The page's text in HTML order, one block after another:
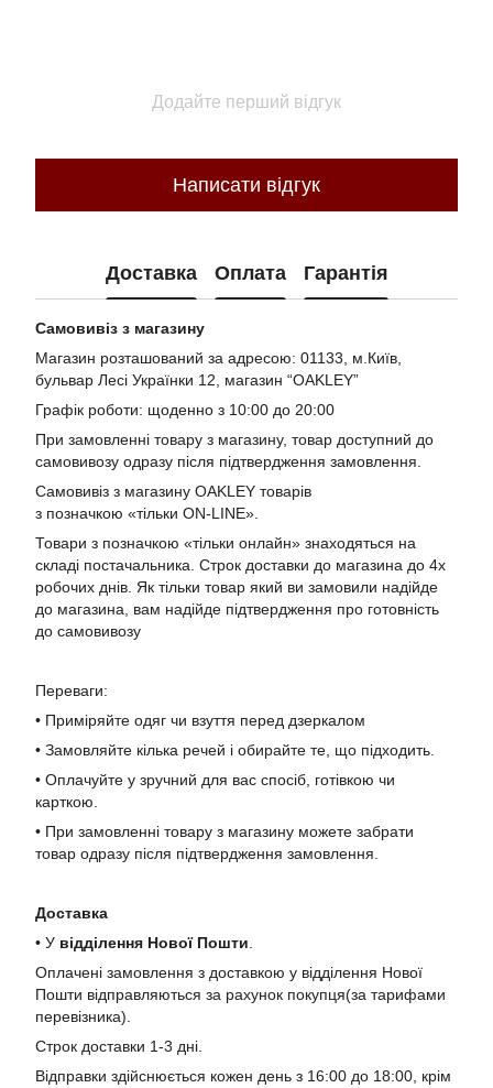
Додайте перший відгук
Написати відгук
Доставка Оплата Гарантія
Самовивіз з магазину
Магазин розташований за адресою: 01133, м.Київ,
бульвар Лесі Українки 12, магазин “OAKLEY”
Графік роботи: щоденно з 10:00 до 20:00
При замовленні товару з магазину, товар доступний до
самовивозу одразу після підтвердження замовлення.
Самовивіз з магазину OAKLEY товарів
з позначкою «тільки ON-LINE».
Товари з позначкою «тільки онлайн» знаходяться на
складі постачальника. Строк доставки до магазина до 4х
робочих днів. Як тільки товар який ви замовили надійде
до магазина, вам надійде підтвердження про готовність
до самовивозу
Переваги:
• Приміряйте одяг чи взуття перед дзеркалом
• Замовляйте кілька речей і обирайте те, що підходить.
• Оплачуйте у зручний для вас спосіб, готівкою чи
карткою.
• При замовленні товару з магазину можете забрати
товар одразу після підтвердження замовлення.
Доставка
• У відділення Нової Пошти.
Оплачені замовлення з доставкою у відділення Нової
Пошти відправляються за рахунок покупця(за тарифами
перевізника).
Строк доставки 1-3 дні.
Відправки здійснюється кожен день з 16:00 до 18:00, крім